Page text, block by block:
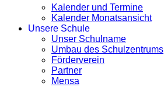
Kalender und Termine
Kalender Monatsansicht
Unsere Schule
Unser Schulname
Umbau des Schulzentrums
Förderverein
Partner
Mensa